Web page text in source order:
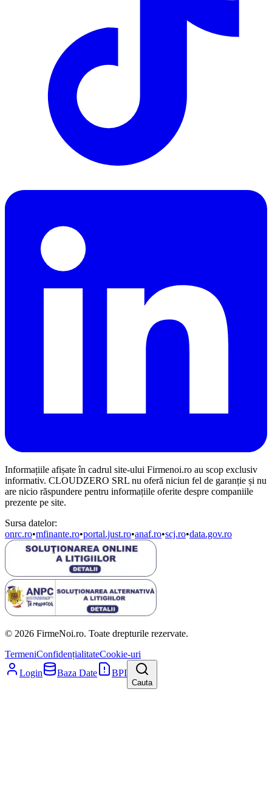
Informațiile afișate în cadrul site-ului Firmenoi.ro au scop exclusiv
informativ. CLOUDZERO SRL nu oferă niciun fel de garanție și nu
are nicio răspundere pentru informațiile oferite despre companiile
prezente pe site.
Sursa datelor:
onrc.ro•mfinante.ro•portal.just.ro•anaf.ro•scj.ro•data.gov.ro
© 2026 FirmeNoi.ro. Toate drepturile rezervate.
TermeniConfidențialitateCookie-uri
Login
Baza Date BPI
Cauta